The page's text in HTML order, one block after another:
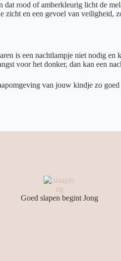
dat rood of amberkleurig licht de
zicht en een gevoel van veiligheid,
is een nachtlampje niet nodig
voor het donker, dan kan een
van jouw kindje zo
Goed slapen begint Jong